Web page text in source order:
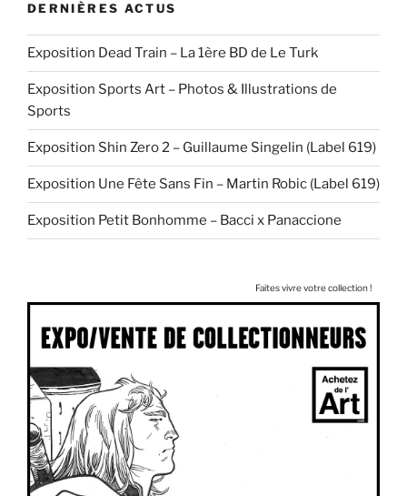
DERNIÈRES ACTUS
Exposition Dead Train – La 1ère BD de Le Turk
Exposition Sports Art – Photos & Illustrations de
Sports
Exposition Shin Zero 2 – Guillaume Singelin (Label 619)
Exposition Une Fête Sans Fin – Martin Robic (Label 619)
Exposition Petit Bonhomme – Bacci x Panaccione
Faites vivre votre collection !